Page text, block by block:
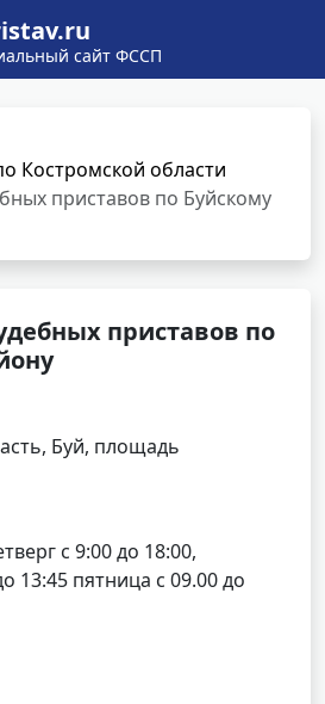
сайт ФССП
Костромской области
приставов по Буйскому
приставов по
Буй, площадь
с 9:00 до 18:00,
13:45 пятница с 09.00 до